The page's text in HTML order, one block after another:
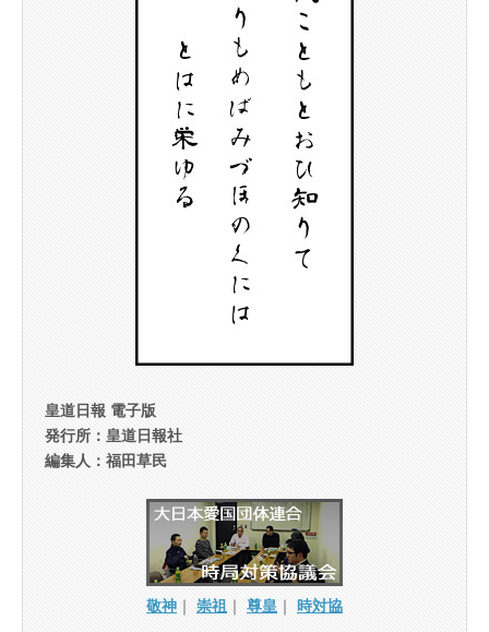
皇道日報 電子版
発行所：皇道日報社
編集人：福田草民
敬神 ｜ 崇祖 ｜ 尊皇 ｜ 時対協